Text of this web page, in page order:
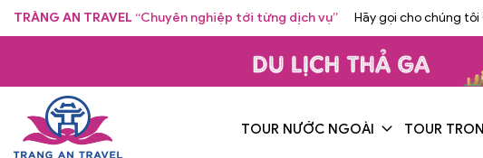
TRÀNG AN TRAVEL “Chuyên nghiệp tới từng dịch vụ” Hãy gọi cho chúng tôi
TOUR NƯỚC NGOÀI TOUR